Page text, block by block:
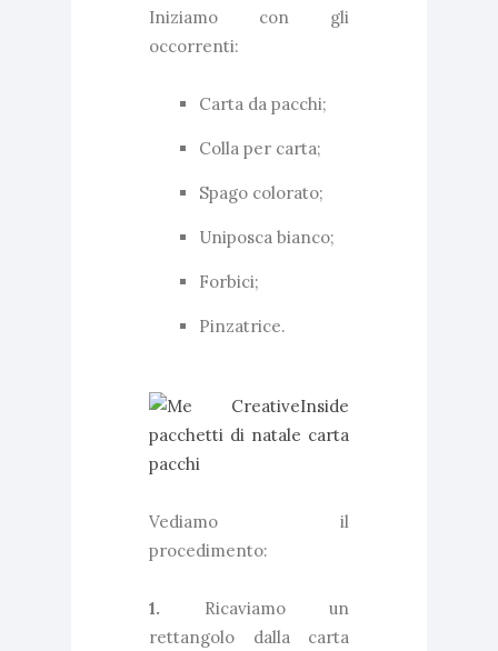
Iniziamo con gli
occorrenti:
Carta da pacchi;
Colla per carta;
Spago colorato;
Uniposca bianco;
Forbici;
Pinzatrice.
Vediamo il
procedimento:
1. Ricaviamo un
rettangolo dalla carta